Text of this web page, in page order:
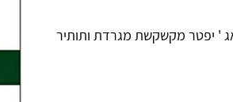
' יפטר מקשקשת מגרדת ותותיר